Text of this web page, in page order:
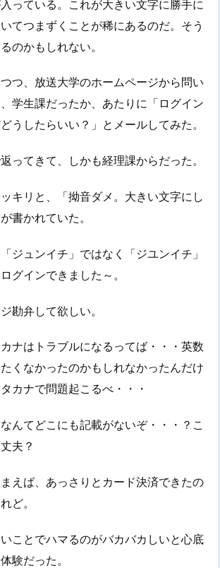
っている。これが大きい文字に勝手に
てつまずくことが稀にあるのだ。そう
のかもしれない。
つ、放送大学のホームページから問い
学生課だったか、あたりに「ログイン
うしたらいい？」とメールしてみた。
ってきて、しかも経理課からだった。
キリと、「拗音ダメ。大きい文字にし
書かれていた。
ジュンイチ」ではなく「ジユンイチ」
グインできました～。
勘弁して欲しい。
ナはトラブルになるってば・・・英数
くなかったのかもしれなかったんだけ
カナで問題起こるべ・・・
んてどこにも記載がないぞ・・・？こ
夫？
えば、あっさりとカード決済できたの
ど。
ことでハマるのがバカバカしいと心底
験だった。